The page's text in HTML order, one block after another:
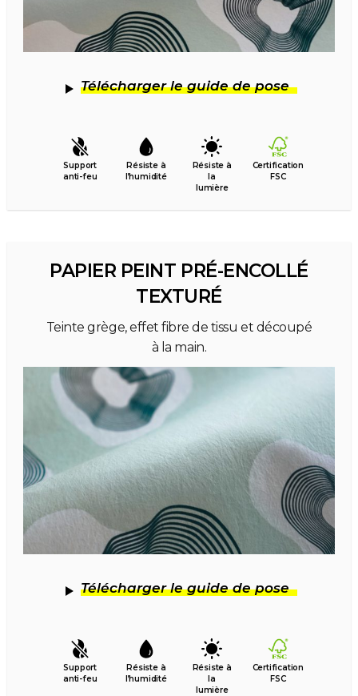
Télécharger le guide de pose
Support
anti-feu
Résiste à
l’humidité
Résiste à
la
lumière
Certification
FSC
PAPIER PEINT PRÉ-ENCOLLÉ
TEXTURÉ
Teinte grège, effet fibre de tissu et découpé
à la main.
Télécharger le guide de pose
Support
anti-feu
Résiste à
l’humidité
Résiste à
la
lumière
Certification
FSC